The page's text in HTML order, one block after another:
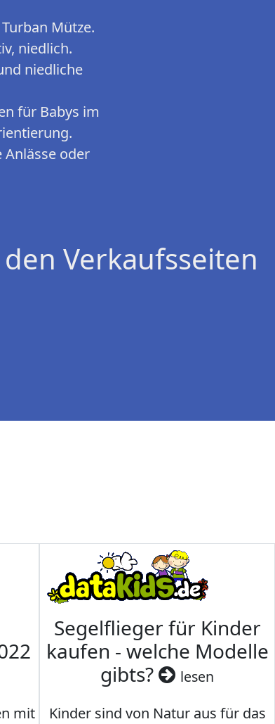
Mütze.
niedlich.
niedliche
für Babys im
oder
Verkaufsseiten
mit
Segelflieger für Kinder
kaufen - welche Modelle
gibts?
lesen
Kinder sind von Natur aus für das